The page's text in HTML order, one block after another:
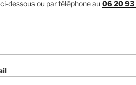
dessous ou par téléphone au 06 20 93